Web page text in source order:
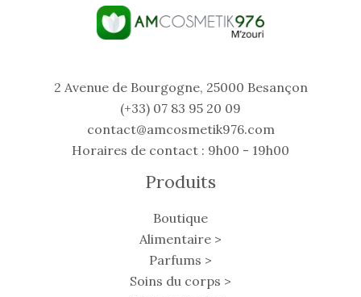
2 Avenue de Bourgogne, 25000 Besançon
(+33) 07 83 95 20 09
contact@amcosmetik976.com
Horaires de contact : 9h00 - 19h00
Produits
Boutique
Alimentaire >
Parfums >
Soins du corps >